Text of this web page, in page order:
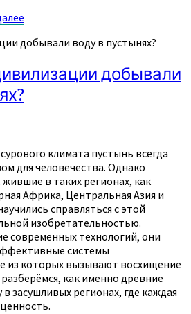
добывали воду в пустынях?
добывали
климата пустынь всегда
для человечества. Однако
в таких регионах, как
Африка, Центральная Азия и
справляться с этой
изобретательностью.
современных технологий, они
системы
из которых вызывают восхищение
как именно древние
засушливых регионах, где каждая